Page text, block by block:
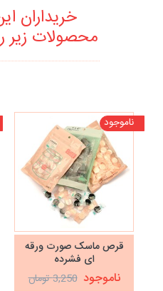
خریداران
محصولات زیر
ناموجود
قرص ماسک صورت ورقه
ای فشرده
ناموجود 3,250 تومان